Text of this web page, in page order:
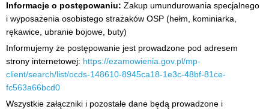
Informacje o postępowaniu: Zakup umundurowania specjalnego
i wyposażenia osobistego strażaków OSP (hełm, kominiarka,
rękawice, ubranie bojowe, buty)
Informujemy że postępowanie jest prowadzone pod adresem
strony internetowej: https://ezamowienia.gov.pl/mp-
client/search/list/ocds-148610-8945ca18-1e3c-48bf-81ce-
fc563a66bcd0
Wszystkie załączniki i pozostałe dane będą prowadzone i